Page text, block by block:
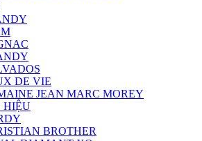
DE VIE
JEAN MARC MOREY
HIỆU
BROTHER